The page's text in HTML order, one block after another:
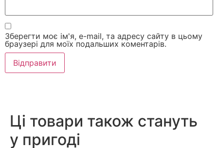
Зберегти моє ім'я, e-mail, та адресу сайту в цьому
браузері для моїх подальших коментарів.
Ці товари також стануть
у пригоді